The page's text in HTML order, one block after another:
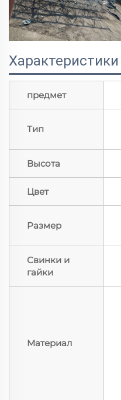
Характеристики
предмет
Тип
Высота
Цвет
Размер
Свинки и
гайки
Материал